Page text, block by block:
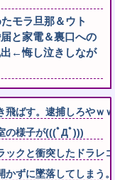
モラ旦那＆ウト
と家電＆裏口への
出←悔し泣きしなが
飛ばす。逮捕しろやｗ
の様子が(((ﾟДﾟ)))
ックと衝突したドラレ
ずに墜落してしまう。